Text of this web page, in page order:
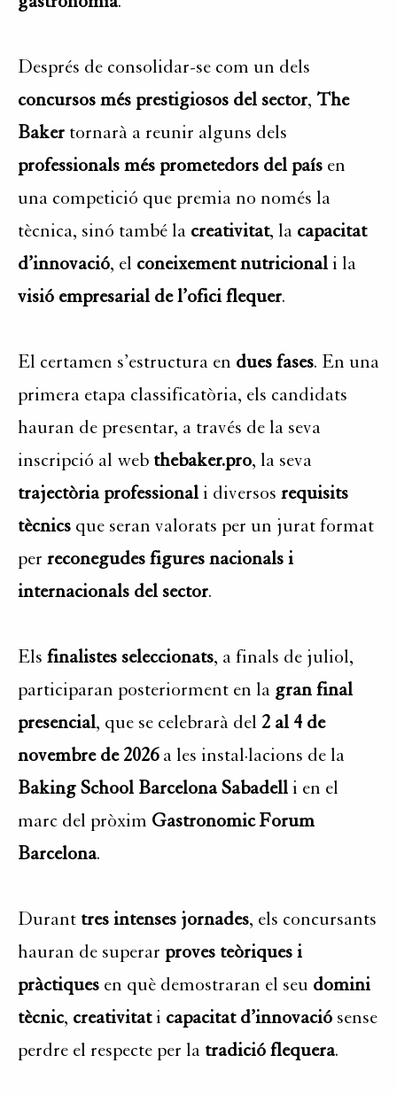
Després de consolidar-se com un dels
concursos més prestigiosos del sector, The
Baker tornarà a reunir alguns dels
professionals més prometedors del país en
una competició que premia no només la
tècnica, sinó també la creativitat, la capacitat
d’innovació, el coneixement nutricional i la
visió empresarial de l’ofici flequer.
El certamen s’estructura en dues fases. En una
primera etapa classificatòria, els candidats
hauran de presentar, a través de la seva
inscripció al web thebaker.pro, la seva
trajectòria professional i diversos requisits
tècnics que seran valorats per un jurat format
per reconegudes figures nacionals i
internacionals del sector.
Els finalistes seleccionats, a finals de juliol,
participaran posteriorment en la gran final
presencial, que se celebrarà del 2 al 4 de
novembre de 2026a les instal·lacions de la
Baking School Barcelona Sabadell i en el
marc del pròxim Gastronomic Forum
Barcelona.
Durant tres intenses jornades, els concursants
hauran de superar proves teòriques i
pràctiques en què demostraran el seu domini
tècnic, creativitati capacitat d’innovació sense
perdre el respecte per la tradició flequera.